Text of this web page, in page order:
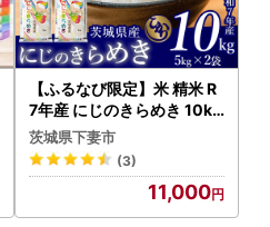
【ふるなび限定】米 精米 R
7年産 にじのきらめき 10kg
10月 FN-Limited-PR
茨城県下妻市
(3)
11,000